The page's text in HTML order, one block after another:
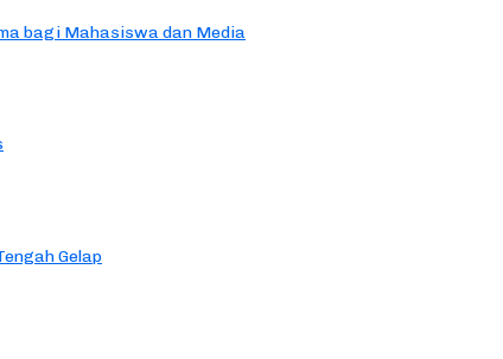
bagi Mahasiswa dan Media
Gelap